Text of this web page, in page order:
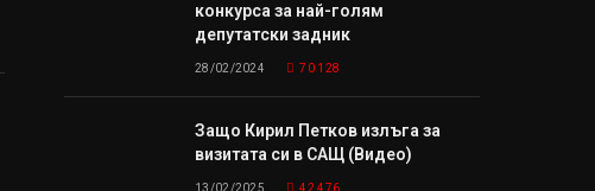
конкурса за най-голям
депутатски задник
28/02/2024 70 128
Защо Кирил Петков излъга за
визитата си в САЩ (Видео)
13/02/2025 42 476